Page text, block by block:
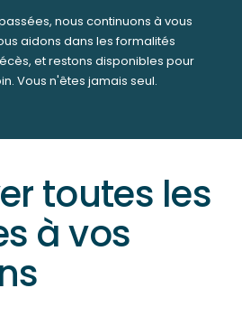
nous continuons à vous
aidons dans les formalités
et restons disponibles pour
Vous n'êtes jamais seul.
toutes les
à vos